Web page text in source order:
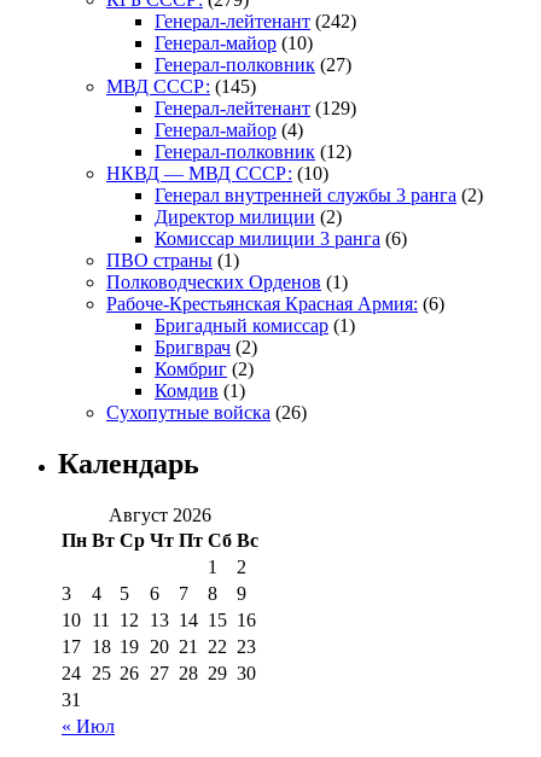
Генерал-лейтенант (242)
Генерал-майор (10)
Генерал-полковник (27)
МВД СССР: (145)
Генерал-лейтенант (129)
Генерал-майор (4)
Генерал-полковник (12)
НКВД — МВД СССР: (10)
Генерал внутренней службы 3 ранга (2)
Директор милиции (2)
Комиссар милиции 3 ранга (6)
ПВО страны (1)
Полководческих Орденов (1)
Рабоче-Крестьянская Красная Армия: (6)
Бригадный комиссар (1)
Бригврач (2)
Комбриг (2)
Комдив (1)
Сухопутные войска (26)
Календарь
Август 2026
Пн Вт Ср Чт Пт Сб Вс
« Июл
1
2
3
4 5 6 7 8
9
10 11 12 13 14 15 16
17 18 19 20 21 22 23
24 25 26 27 28 29 30
31